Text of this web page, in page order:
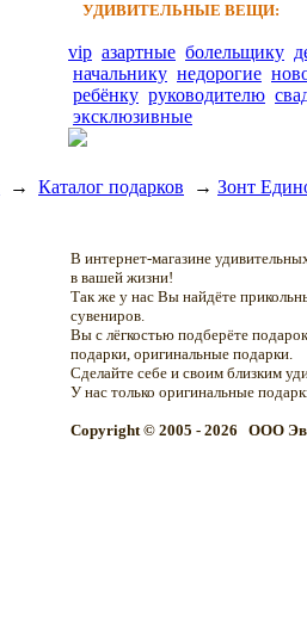
УДИВИТЕЛЬНЫЕ ВЕЩИ:
vip азартные болельщику
начальнику недорогие
ребёнку руководителю
эксклюзивные
→ Каталог подарков → Зонт
В интернет-магазине
в вашей жизни!
Так же у нас Вы найдёте
сувениров.
Вы с лёгкостью подберёте
подарки, оригинальные подарки.
Сделайте себе и своим близким
У нас только оригинальные
Copyright © 2005 - 2026 OOO